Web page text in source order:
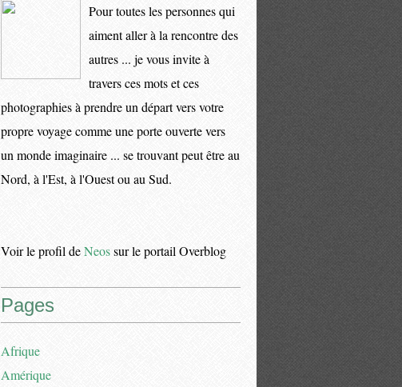
Pour toutes les personnes qui
aiment aller à la rencontre des
autres ... je vous invite à
travers ces mots et ces
photographies à prendre un départ vers votre
propre voyage comme une porte ouverte vers
un monde imaginaire ... se trouvant peut être au
Nord, à l'Est, à l'Ouest ou au Sud.
Voir le profil deNeossur le portail Overblog
Pages
Afrique
Amérique